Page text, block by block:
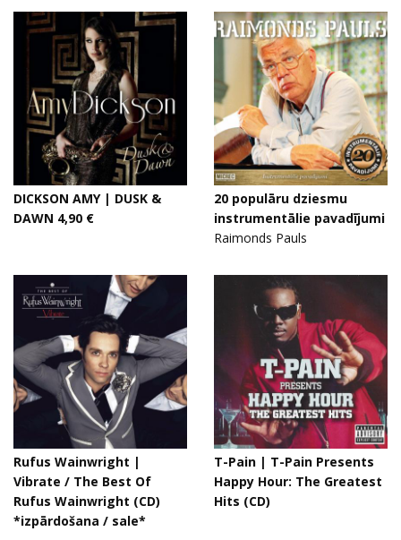
DICKSON AMY | DUSK &
DAWN 4,90 €
20 populāru dziesmu
instrumentālie pavadījumi
Raimonds Pauls
Rufus Wainwright |
Vibrate / The Best Of
Rufus Wainwright (CD)
*izpārdošana / sale*
T-Pain | T-Pain Presents
Happy Hour: The Greatest
Hits (CD)